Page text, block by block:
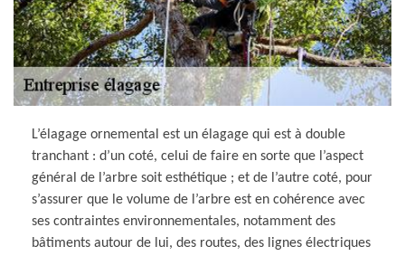
L’élagage ornemental est un élagage qui est à double
tranchant : d’un coté, celui de faire en sorte que l’aspect
général de l’arbre soit esthétique ; et de l’autre coté, pour
s’assurer que le volume de l’arbre est en cohérence avec
ses contraintes environnementales, notamment des
bâtiments autour de lui, des routes, des lignes électriques